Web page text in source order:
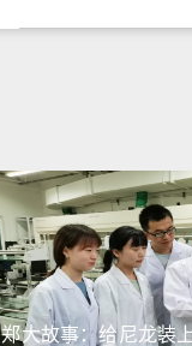
郑大故事：给尼龙装